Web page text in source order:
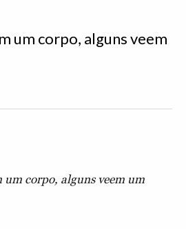
um corpo, alguns veem
um corpo, alguns veem um